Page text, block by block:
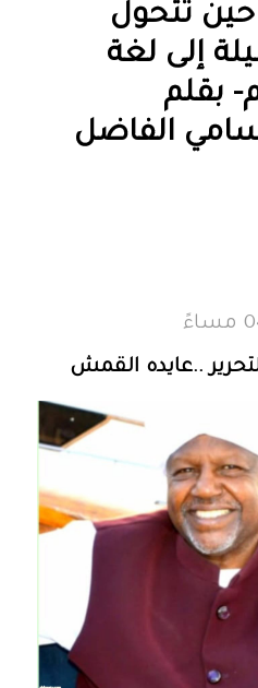
حين تتحول
إلى لغة
بقلم
الفاضل
..عايده القمش